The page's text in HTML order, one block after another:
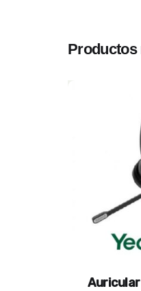
Productos
Auricular